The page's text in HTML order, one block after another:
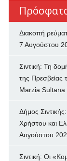
Διακοπή
7 Αυγούστου
Σιντική: Τη
της Πρεσβείας
Marzia Sultana
Δήμος
Χρήστου και
Αυγούστου
Σιντική: Οι